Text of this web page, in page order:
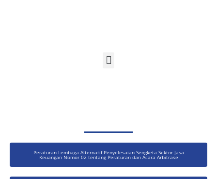
Peraturan Lembaga Alternatif Penyelesaian Sengketa Sektor Jasa
Keuangan Nomor 02 tentang Peraturan dan Acara Arbitrase